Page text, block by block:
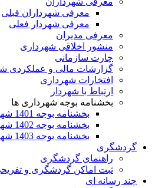
معرفی شهرداران قبلی
معرفی شهردار فعلی
معرفی مدیران
منشور اخلاقی شهرداری
چارت سازمانی
گزارشات مالی و عملکردی
افتخارات شهرداری
ارتباط با شهردار
بخشنامه بوجه شهرداری ها
بخشنامه بوجه 1401 شهرداری ها
بخشنامه بوجه 1402 شهرداری ها
بخشنامه بوجه 1403 شهرداری ها
گردشگری
راهنمای گردشگری
ثبت اماکن گردشگری و
چند رسانه ای